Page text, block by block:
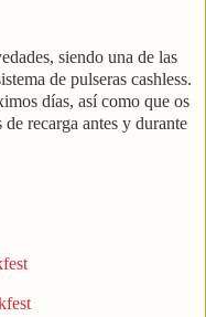
siendo una de las
de pulseras cashless.
días, así como que os
recarga antes y durante